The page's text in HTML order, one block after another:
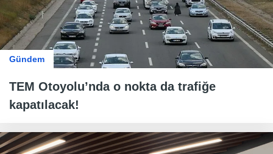
Gündem
TEM Otoyolu’nda o nokta da trafiğe
kapatılacak!